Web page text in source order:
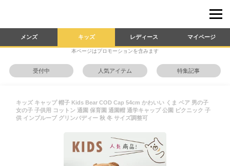
メンズ キッズ レディース マイページ
本ページはプロモーションを含みます
受付中 人気アイテム 特集記事
キッズ キャップ 帽子 Kids Bear COD Cap 54cm かわいい くま ベア 男の子
女の子 子供用 コットン 通園 保育園 通園帽 通学キャップ 公園 ピクニック 子
供 インプルーブ グリンバディー 秋 冬 サイズ調整可